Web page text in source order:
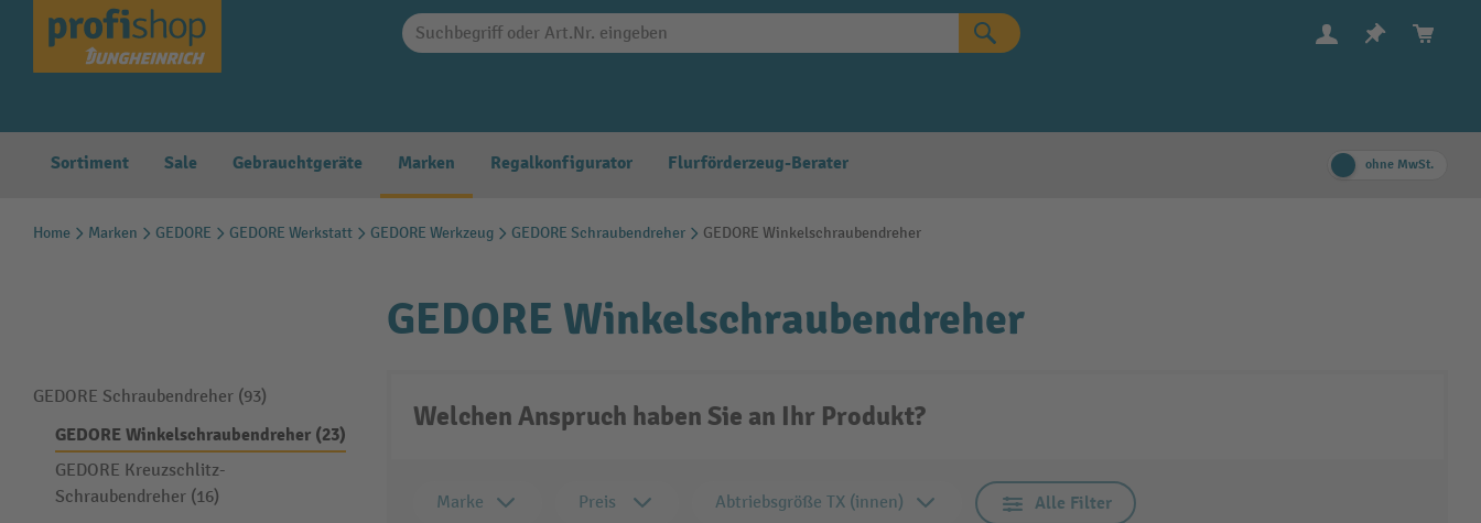
Zur Hauptnavigation springen
Sortiment Sale Gebrauchtgeräte Marken Regalkonfigurator Flurförderzeug-Berater ohne MwSt.
Home Marken GEDORE GEDORE Werkstatt GEDORE Werkzeug GEDORE Schraubendreher GEDORE Winkelschraubendreher
GEDORE Schraubendreher (93)
GEDORE Winkelschraubendreher (23)
GEDORE Kreuzschlitz-
Schraubendreher (16)
GEDORE Winkelschraubendreher
Welchen Anspruch haben Sie an Ihr Produkt?
Marke Preis Abtriebsgröße TX (innen) Alle Filter